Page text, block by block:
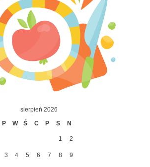
sierpień 2026
P
W Ś C P S N
1 2
3 4 5 6 7 8 9